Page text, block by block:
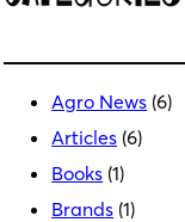
Agro News (6)
Articles (6)
Books (1)
Brands (1)